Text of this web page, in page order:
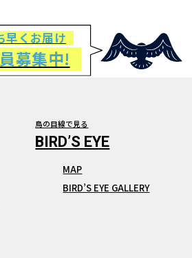
早くお届け
募集中!
鳥の目線で見る
MAP
BIRD’S EYE GALLERY